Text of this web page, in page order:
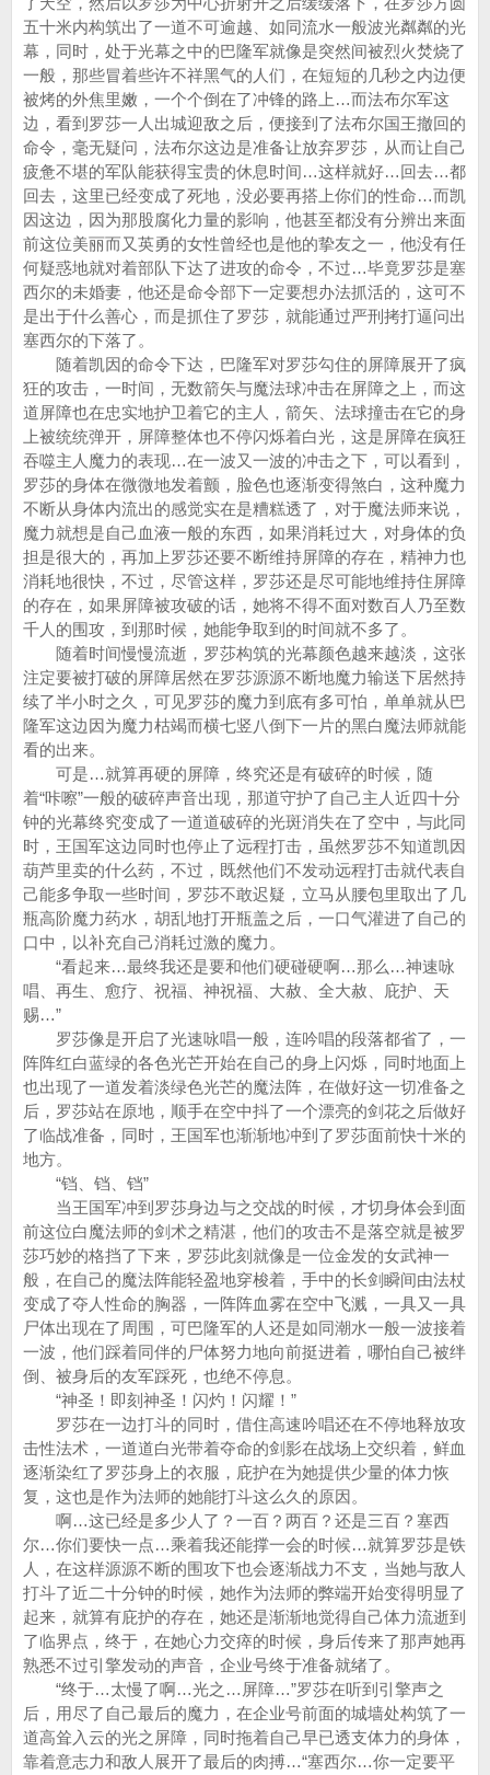
五十米内构筑出了一道不可逾越、如同流水一般波光粼粼的光
幕，同时，处于光幕之中的巴隆军就像是突然间被烈火焚烧了
一般，那些冒着些许不祥黑气的人们，在短短的几秒之内边便
被烤的外焦里嫩，一个个倒在了冲锋的路上…而法布尔军这
边，看到罗莎一人出城迎敌之后，便接到了法布尔国王撤回的
命令，毫无疑问，法布尔这边是准备让放弃罗莎，从而让自己
疲惫不堪的军队能获得宝贵的休息时间…这样就好…回去…都
回去，这里已经变成了死地，没必要再搭上你们的性命…而凯
因这边，因为那股腐化力量的影响，他甚至都没有分辨出来面
前这位美丽而又英勇的女性曾经也是他的挚友之一，他没有任
何疑惑地就对着部队下达了进攻的命令，不过…毕竟罗莎是塞
西尔的未婚妻，他还是命令部下一定要想办法抓活的，这可不
是出于什么善心，而是抓住了罗莎，就能通过严刑拷打逼问出
塞西尔的下落了。
随着凯因的命令下达，巴隆军对罗莎勾住的屏障展开了疯
狂的攻击，一时间，无数箭矢与魔法球冲击在屏障之上，而这
道屏障也在忠实地护卫着它的主人，箭矢、法球撞击在它的身
上被统统弹开，屏障整体也不停闪烁着白光，这是屏障在疯狂
吞噬主人魔力的表现…在一波又一波的冲击之下，可以看到，
罗莎的身体在微微地发着颤，脸色也逐渐变得煞白，这种魔力
不断从身体内流出的感觉实在是糟糕透了，对于魔法师来说，
魔力就想是自己血液一般的东西，如果消耗过大，对身体的负
担是很大的，再加上罗莎还要不断维持屏障的存在，精神力也
消耗地很快，不过，尽管这样，罗莎还是尽可能地维持住屏障
的存在，如果屏障被攻破的话，她将不得不面对数百人乃至数
千人的围攻，到那时候，她能争取到的时间就不多了。
随着时间慢慢流逝，罗莎构筑的光幕颜色越来越淡，这张
注定要被打破的屏障居然在罗莎源源不断地魔力输送下居然持
续了半小时之久，可见罗莎的魔力到底有多可怕，单单就从巴
隆军这边因为魔力枯竭而横七竖八倒下一片的黑白魔法师就能
看的出来。
可是…就算再硬的屏障，终究还是有破碎的时候，随
着“咔嚓”一般的破碎声音出现，那道守护了自己主人近四十分
钟的光幕终究变成了一道道破碎的光斑消失在了空中，与此同
时，王国军这边同时也停止了远程打击，虽然罗莎不知道凯因
葫芦里卖的什么药，不过，既然他们不发动远程打击就代表自
己能多争取一些时间，罗莎不敢迟疑，立马从腰包里取出了几
瓶高阶魔力药水，胡乱地打开瓶盖之后，一口气灌进了自己的
口中，以补充自己消耗过激的魔力。
“看起来…最终我还是要和他们硬碰硬啊…那么…神速咏
唱、再生、愈疗、祝福、神祝福、大赦、全大赦、庇护、天
赐…”
罗莎像是开启了光速咏唱一般，连吟唱的段落都省了，一
阵阵红白蓝绿的各色光芒开始在自己的身上闪烁，同时地面上
也出现了一道发着淡绿色光芒的魔法阵，在做好这一切准备之
后，罗莎站在原地，顺手在空中抖了一个漂亮的剑花之后做好
了临战准备，同时，王国军也渐渐地冲到了罗莎面前快十米的
地方。
“铛、铛、铛”
当王国军冲到罗莎身边与之交战的时候，才切身体会到面
前这位白魔法师的剑术之精湛，他们的攻击不是落空就是被罗
莎巧妙的格挡了下来，罗莎此刻就像是一位金发的女武神一
般，在自己的魔法阵能轻盈地穿梭着，手中的长剑瞬间由法杖
变成了夺人性命的胸器，一阵阵血雾在空中飞溅，一具又一具
尸体出现在了周围，可巴隆军的人还是如同潮水一般一波接着
一波，他们踩着同伴的尸体努力地向前挺进着，哪怕自己被绊
倒、被身后的友军踩死，也绝不停息。
“神圣！即刻神圣！闪灼！闪耀！”
罗莎在一边打斗的同时，借住高速吟唱还在不停地释放攻
击性法术，一道道白光带着夺命的剑影在战场上交织着，鲜血
逐渐染红了罗莎身上的衣服，庇护在为她提供少量的体力恢
复，这也是作为法师的她能打斗这么久的原因。
啊…这已经是多少人了？一百？两百？还是三百？塞西
尔…你们要快一点…乘着我还能撑一会的时候…就算罗莎是铁
人，在这样源源不断的围攻下也会逐渐战力不支，当她与敌人
打斗了近二十分钟的时候，她作为法师的弊端开始变得明显了
起来，就算有庇护的存在，她还是渐渐地觉得自己体力流逝到
了临界点，终于，在她心力交瘁的时候，身后传来了那声她再
熟悉不过引擎发动的声音，企业号终于准备就绪了。
“终于…太慢了啊…光之…屏障…”罗莎在听到引擎声之
后，用尽了自己最后的魔力，在企业号前面的城墙处构筑了一
道高耸入云的光之屏障，同时拖着自己早已透支体力的身体，
靠着意志力和敌人展开了最后的肉搏…“塞西尔…你一定要平